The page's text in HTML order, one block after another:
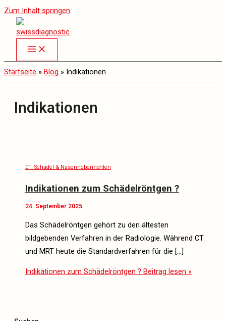
Zum Inhalt springen
Startseite » Blog » Indikationen
Indikationen
01. Schädel & Nasennebenhöhlen
Indikationen zum Schädelröntgen ?
24. September 2025
Das Schädelröntgen gehört zu den ältesten
bildgebenden Verfahren in der Radiologie. Während CT
und MRT heute die Standardverfahren für die […]
Indikationen zum Schädelröntgen ? Beitrag lesen »